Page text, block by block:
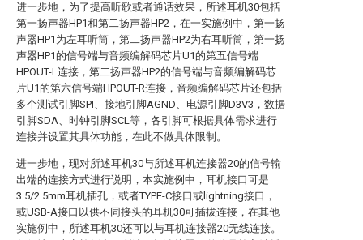
进一步地，为了提高听歌或者通话效果，所述耳机30包括
第一扬声器HP1和第二扬声器HP2，在一实施例中，第一扬
声器HP1为左耳听筒，第二扬声器HP2为右耳听筒，第一扬
声器HP1的信号端与音频编解码芯片U1的第五信号端
HPOUT-L连接，第二扬声器HP2的信号端与音频编解码芯
片U1的第六信号端HPOUT-R连接，音频编解码芯片还包括
多个测试引脚SPI、接地引脚AGND、电源引脚D3V3，数据
引脚SDA、时钟引脚SCL等，各引脚可根据具体需求进行
连接并设置其具体功能，在此不做具体限制。
进一步地，现对所述耳机30与所述耳机连接器20的信号输
出端的连接方式进行说明，本实施例中，耳机接口可是
3.5/2.5mm耳机插孔，或者TYPE-C接口或lightning接口，
或USB-A接口以供不同接头的耳机30可插拔连接，在其他
实施例中，所述耳机30还可以与耳机连接器20无线连接。